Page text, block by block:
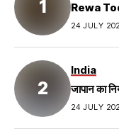
Rewa
24 JULY
India
जापान का
24 JULY